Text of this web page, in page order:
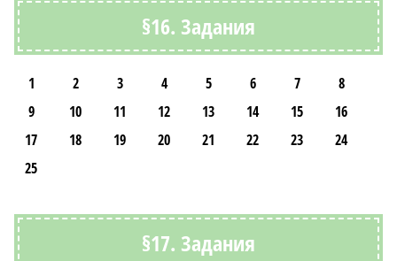
§16. Задания
1 2 3 4 5 6 7
8
9
10 11 12 13 14 15
16
17
18 19 20 21 22 23
24
25
§17. Задания